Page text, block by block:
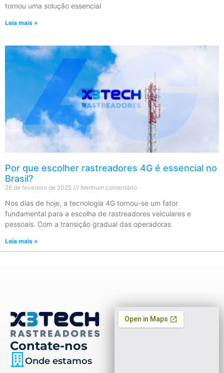
tornou uma solução essencial
Leia mais »
Por que escolher rastreadores 4G é essencial no
Brasil?
26 de fevereiro de 2025 Nenhum comentário
Nos dias de hoje, a tecnologia 4G tornou-se um fator
fundamental para a escolha de rastreadores veiculares e
pessoais. Com a transição gradual das operadoras
Leia mais »
Contate-nos
Onde estamos